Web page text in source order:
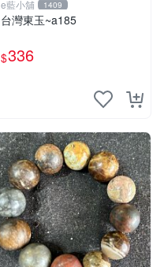
e藍小舖 1409
台灣東玉~a185
$336